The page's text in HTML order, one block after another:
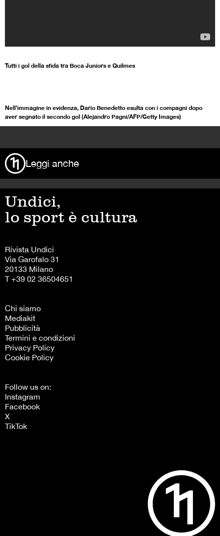
Tutti i gol della sfida tra Boca Juniors e Quilmes
Nell’immagine in evidenza, Dario Benedetto esulta con i compagni dopo
aver segnato il secondo gol (Alejandro Pagni/AFP/Getty Images)
Leggi anche
Undici,
lo sport è cultura
Rivista Undici
Via Garofalo 31
20133 Milano
T +39 02 36504651
Chi siamo
Mediakit
Pubblicità
Termini e condizioni
Privacy Policy
Cookie Policy
Follow us on:
Instagram
Facebook
X
TikTok